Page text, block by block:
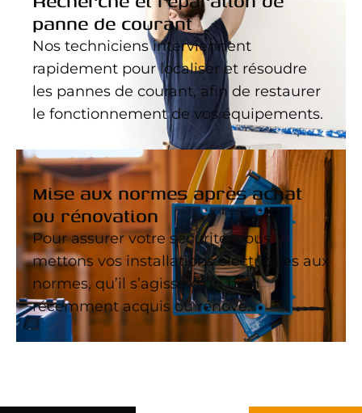
panne de courant
Nos techniciens interviennent
rapidement pour localiser et résoudre
les pannes de courant, afin de restaurer
le fonctionnement de vos équipements.
Mise aux normes après achat
ou rénovation
Pour assurer votre sécurité, nous
mettons vos installations électriques aux
normes, qu’il s’agisse d’un bien
récemment acquis ou rénové.